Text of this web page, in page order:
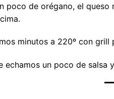
poco de orégano, el
minutos a 220º con
un poco de salsa